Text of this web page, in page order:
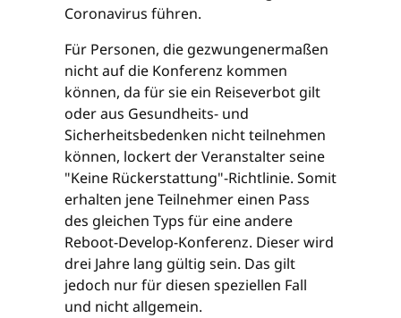
Coronavirus führen.
Für Personen, die gezwungenermaßen
nicht auf die Konferenz kommen
können, da für sie ein Reiseverbot gilt
oder aus Gesundheits- und
Sicherheitsbedenken nicht teilnehmen
können, lockert der Veranstalter seine
"Keine Rückerstattung"-Richtlinie. Somit
erhalten jene Teilnehmer einen Pass
des gleichen Typs für eine andere
Reboot-Develop-Konferenz. Dieser wird
drei Jahre lang gültig sein. Das gilt
jedoch nur für diesen speziellen Fall
und nicht allgemein.